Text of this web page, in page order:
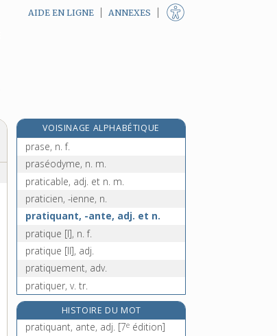
AIDE EN LIGNE ANNEXES
VOISINAGE ALPHABÉTIQUE
prao, n. m.
prase, n. f.
praséodyme, n. m.
praticable, adj. et n. m.
praticien, -ienne, n.
pratiquant, -ante, adj. et n.
pratique [I], n. f.
pratique [II], adj.
pratiquement, adv.
pratiquer, v. tr.
praxie, n. f.
praxis, n. f.
HISTOIRE DU MOT
pratiquant, ante, adj. [7e édition]